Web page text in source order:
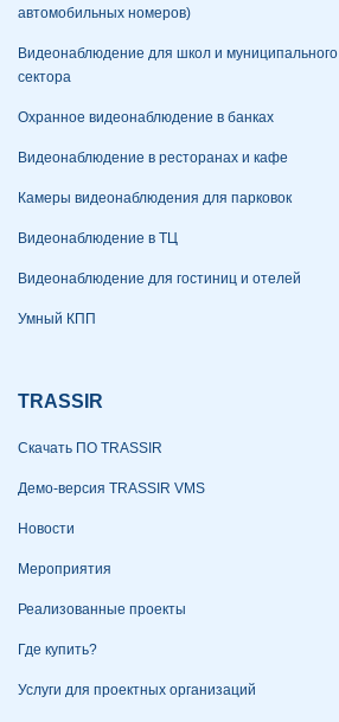
автомобильных номеров)
Видеонаблюдение для школ и муниципального
сектора
Охранное видеонаблюдение в банках
Видеонаблюдение в ресторанах и кафе
Камеры видеонаблюдения для парковок
Видеонаблюдение в ТЦ
Видеонаблюдение для гостиниц и отелей
Умный КПП
TRASSIR
Скачать ПО TRASSIR
Демо-версия TRASSIR VMS
Новости
Мероприятия
Реализованные проекты
Где купить?
Услуги для проектных организаций